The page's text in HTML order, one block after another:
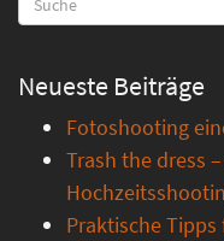
Neueste Beiträge
Fotoshooting
Trash the dress
Praktische Tipps